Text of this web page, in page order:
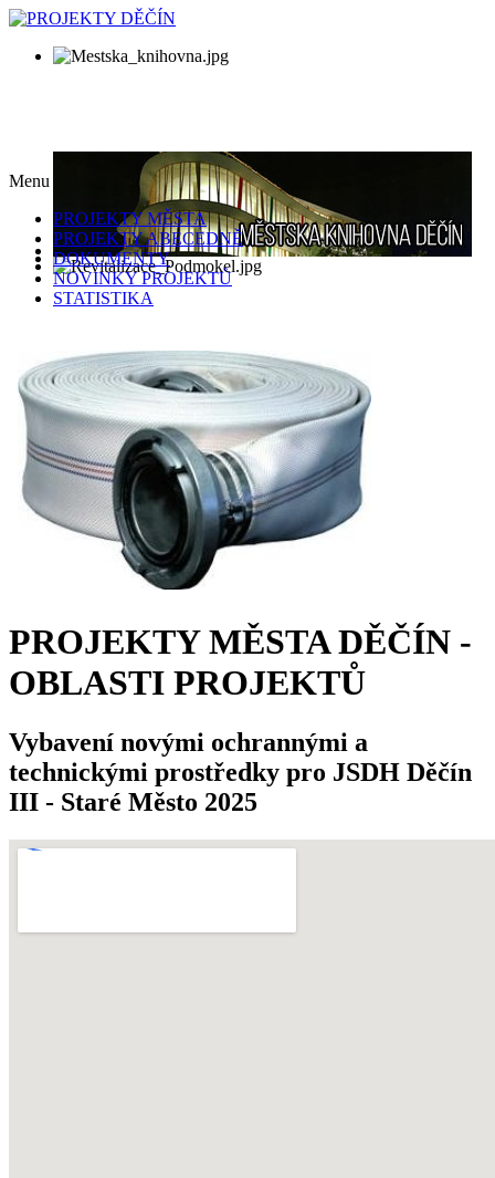
Menu
PROJEKTY MĚSTA
PROJEKTY ABECEDNĚ
DOKUMENTY
NOVINKY PROJEKTŮ
STATISTIKA
PROJEKTY MĚSTA DĚČÍN -
OBLASTI PROJEKTŮ
Vybavení novými ochrannými a
technickými prostředky pro JSDH Děčín
III - Staré Město 2025